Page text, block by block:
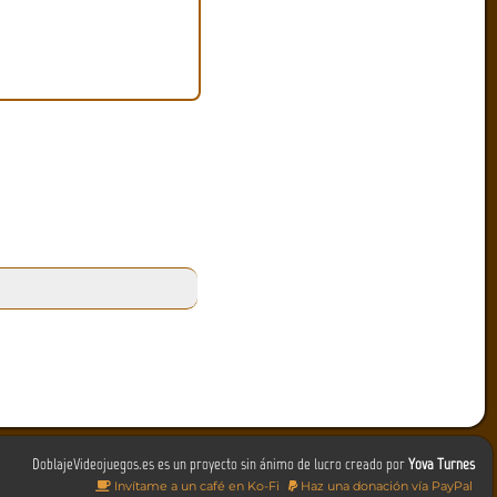
DoblajeVideojuegos.es es un proyecto sin ánimo de lucro creado porYova Turnes
Invítame a un café en Ko-Fi Haz una donación vía PayPal